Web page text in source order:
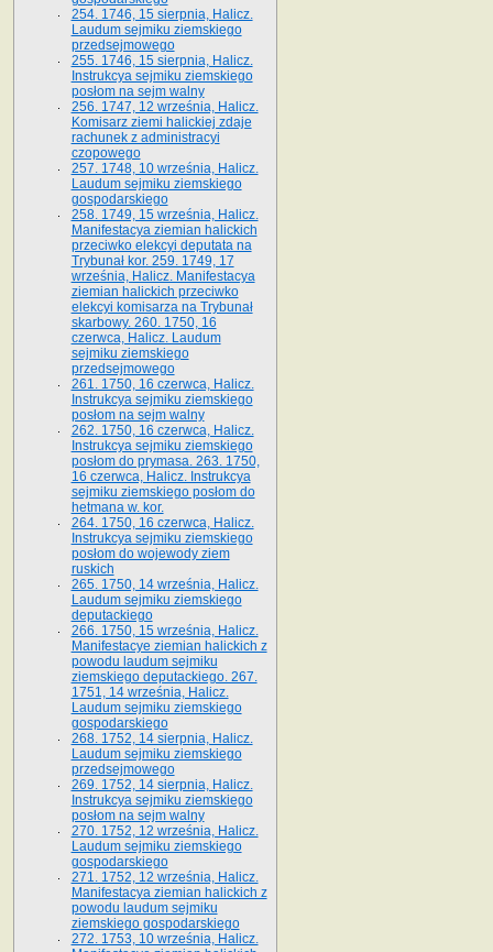
254. 1746, 15 sierpnia, Halicz.
Laudum sejmiku ziemskiego
przedsejmowego
255. 1746, 15 sierpnia, Halicz.
Instrukcya sejmiku ziemskiego
posłom na sejm walny
256. 1747, 12 września, Halicz.
Komisarz ziemi halickiej zdaje
rachunek z administracyi
czopowego
257. 1748, 10 września, Halicz.
Laudum sejmiku ziemskiego
gospodarskiego
258. 1749, 15 września, Halicz.
Manifestacya ziemian halickich
przeciwko elekcyi deputata na
Trybunał kor. 259. 1749, 17
września, Halicz. Manifestacya
ziemian halickich przeciwko
elekcyi komisarza na Trybunał
skarbowy. 260. 1750, 16
czerwca, Halicz. Laudum
sejmiku ziemskiego
przedsejmowego
261. 1750, 16 czerwca, Halicz.
Instrukcya sejmiku ziemskiego
posłom na sejm walny
262. 1750, 16 czerwca, Halicz.
Instrukcya sejmiku ziemskiego
posłom do prymasa. 263. 1750,
16 czerwca, Halicz. Instrukcya
sejmiku ziemskiego posłom do
hetmana w. kor.
264. 1750, 16 czerwca, Halicz.
Instrukcya sejmiku ziemskiego
posłom do wojewody ziem
ruskich
265. 1750, 14 września, Halicz.
Laudum sejmiku ziemskiego
deputackiego
266. 1750, 15 września, Halicz.
Manifestacye ziemian halickich z
powodu laudum sejmiku
ziemskiego deputackiego. 267.
1751, 14 września, Halicz.
Laudum sejmiku ziemskiego
gospodarskiego
268. 1752, 14 sierpnia, Halicz.
Laudum sejmiku ziemskiego
przedsejmowego
269. 1752, 14 sierpnia, Halicz.
Instrukcya sejmiku ziemskiego
posłom na sejm walny
270. 1752, 12 września, Halicz.
Laudum sejmiku ziemskiego
gospodarskiego
271. 1752, 12 września, Halicz.
Manifestacya ziemian halickich z
powodu laudum sejmiku
ziemskiego gospodarskiego
272. 1753, 10 września, Halicz.